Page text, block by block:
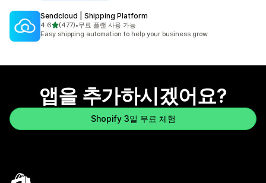
Sendcloud | Shipping Platform
4.6별 5개 중
(477)
총 리뷰 477개
•무료 플랜 사용 가능
Easy shipping automation to help your business grow.
앱을 추가하시겠어요?
Shopify 3일 무료 체험